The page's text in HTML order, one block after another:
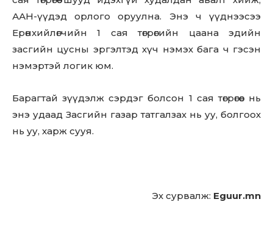
Don't miss
out!
Sing up for our newsletter
to stay in the loop.
SUBSCRIBE
ААН-үүдэд орлого оруулна. Энэ ч үүднээсээ
Ерөнхийлөгчийн 1 сая төгрөгийн цаана эдийн
засгийн цусны эргэлтэд хүч нэмэх бага ч гэсэн
нэмэртэй логик юм.
Барагтай зүүдэлж сэрдэг болсон 1 сая төгрөгөөс нь
энэ удаад Засгийн газар татгалзах нь уу, болгоох
нь уу, харж сууя.
Эх сурвалж: Eguur.mn